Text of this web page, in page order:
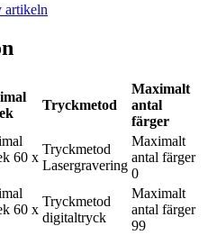
artikeln
Tryckmetod
Maximalt
antal
färger
60 x
Tryckmetod
Lasergravering
Maximalt
antal färger
0
60 x
Tryckmetod
digitaltryck
Maximalt
antal färger
99